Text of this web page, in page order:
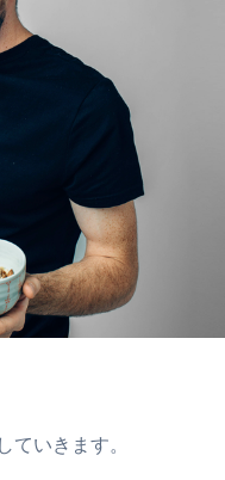
ていきます。